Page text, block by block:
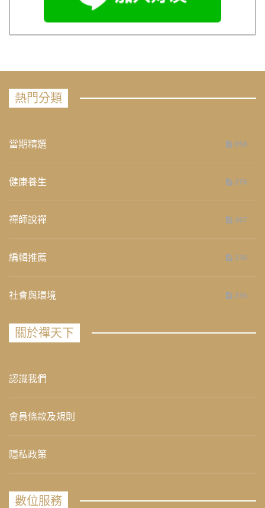
熱門分類
當期精選 658
健康養生 276
禪師說禪 267
編輯推薦 236
社會與環境 235
關於禪天下
認識我們
會員條款及規則
隱私政策
數位服務